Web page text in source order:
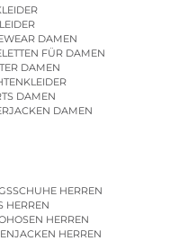
DAMEN
FÜR DAMEN
DAMEN
DAMEN
DAMEN
HERREN
HERREN
HERREN
HERREN